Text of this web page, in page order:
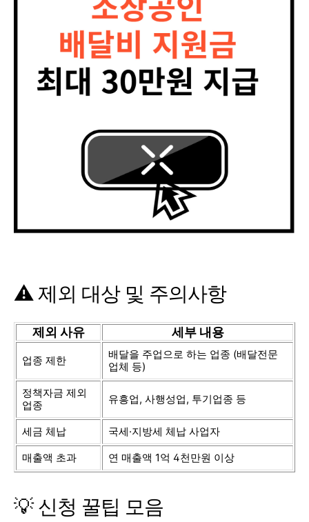
⚠️ 제외 대상 및 주의사항
제외 사유 세부 내용
업종 제한
배달을 주업으로 하는 업종 (배달전문
업체 등)
정책자금 제외
업종
유흥업, 사행성업, 투기업종 등
세금 체납
국세·지방세 체납 사업자
매출액 초과
연 매출액 1억 4천만원 이상
💡 신청 꿀팁 모음